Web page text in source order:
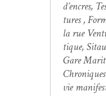
d’en­cres,
tures ,
la rue
tique,
Gare
vie